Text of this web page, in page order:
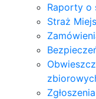
Raporty o
Straż